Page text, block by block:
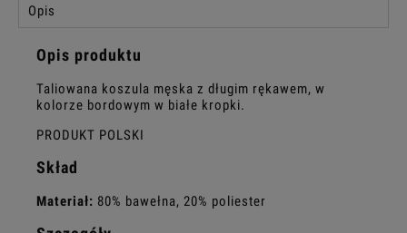
Opis
Opis produktu
Taliowana koszula męska z długim rękawem, w
kolorze bordowym w białe kropki.
PRODUKT POLSKI
Skład
Materiał: 80% bawełna, 20% poliester